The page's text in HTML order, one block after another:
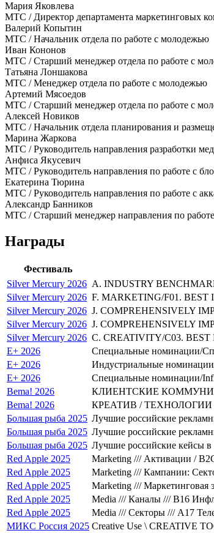
Мария Яковлева
МТС / Директор департамента маркетинговых
Валерий Копытин
МТС / Начальник отдела по работе с молодежью
Иван Кононов
МТС / Старший менеджер отдела по работе с
Татьяна Лоншакова
МТС / Менеджер отдела по работе с молодежью
Артемий Мясоедов
МТС / Старший менеджер отдела по работе с
Алексей Новиков
МТС / Начальник отдела планирования и
Марина Жаркова
МТС / Руководитель направления разработки
Анфиса Якусевич
МТС / Руководитель направления по работе с
Екатерина Тюрина
МТС / Руководитель направления по работе с
Александр Банников
МТС / Старший менеджер направления по работе
Награды
Фестиваль
Silver Mercury 2026 A. INDUSTRY
Silver Mercury 2026 F. MARKETING/F01. BEST
Silver Mercury 2026 J. COMPREHENSIVELY
Silver Mercury 2026 J. COMPREHENSIVELY
Silver Mercury 2026 C. CREATIVITY/C03. BEST
E+ 2026
Специальные номинации/
E+ 2026
Индустриальные
E+ 2026
Специальные номинации/
Bema! 2026
КЛИЕНТСКИЕ
Bema! 2026
КРЕАТИВ / ТЕХНОЛОГИИ /
Большая рыба 2025 Лучшие российские
Большая рыба 2025 Лучшие российские
Большая рыба 2025 Лучшие российские кейсы
Red Apple 2025
Marketing /// Активации /
Red Apple 2025
Marketing /// Кампании:
Red Apple 2025
Marketing /// Маркетинговая
Red Apple 2025
Media /// Каналы /// B16
Red Apple 2025
Media /// Секторы /// A17
МИКС Россия 2025 Creative Use \ CREATIVE